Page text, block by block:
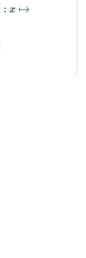
: x ↦